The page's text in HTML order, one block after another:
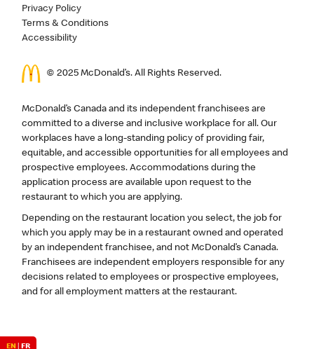
Privacy Policy
Terms & Conditions
Accessibility
© 2025 McDonald’s. All Rights Reserved.
McDonald’s Canada and its independent franchisees are
committed to a diverse and inclusive workplace for all. Our
workplaces have a long-standing policy of providing fair,
equitable, and accessible opportunities for all employees and
prospective employees. Accommodations during the
application process are available upon request to the
restaurant to which you are applying.
Depending on the restaurant location you select, the job for
which you apply may be in a restaurant owned and operated
by an independent franchisee, and not McDonald’s Canada.
Franchisees are independent employers responsible for any
decisions related to employees or prospective employees,
and for all employment matters at the restaurant.
EN| FR